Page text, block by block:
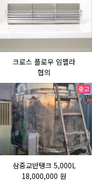
크로스 플로우 임펠라
협의
중고
삼중교반탱크 5,000L
18,000,000 원